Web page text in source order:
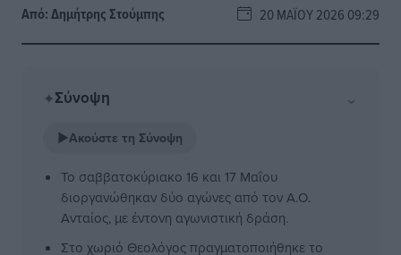
Από:Δημήτρης Στούμπης 20 ΜΑΪ́ΟΥ 2026 09:29
✦Σύνοψη ⌄
▶Ακούστε τη Σύνοψη
Το σαββατοκύριακο 16 και 17 Μαΐου
διοργανώθηκαν δύο αγώνες από τον Α.Ο.
Ανταίος, με έντονη αγωνιστική δράση.
Στο χωριό Θεολόγος πραγματοποιήθηκε το